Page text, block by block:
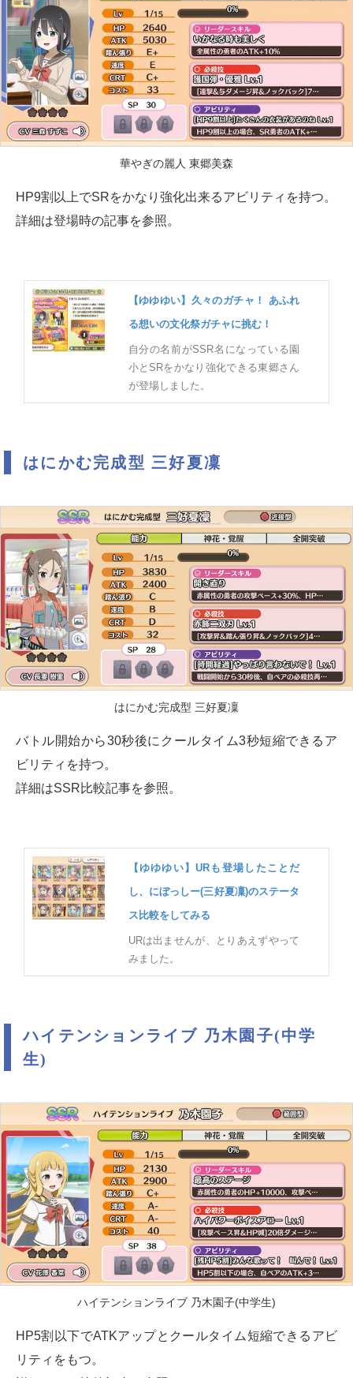
華やぎの麗人 東郷美森
HP9割以上でSRをかなり強化出来るアビリティを持つ。
詳細は登場時の記事を参照。
【ゆゆゆい】久々のガチャ！ あふれ
る想いの文化祭ガチャに挑む！
自分の名前がSSR名になっている園
小とSRをかなり強化できる東郷さん
が登場しました。
はにかむ完成型 三好夏凜
はにかむ完成型 三好夏凜
バトル開始から30秒後にクールタイム3秒短縮できるア
ビリティを持つ。
詳細はSSR比較記事を参照。
【ゆゆゆい】URも登場したことだ
し、にぼっしー(三好夏凜)のステータ
ス比較をしてみる
URは出ませんが、とりあえずやって
みました。
ハイテンションライブ 乃木園子(中学
生)
ハイテンションライブ 乃木園子(中学生)
HP5割以下でATKアップとクールタイム短縮できるアビ
リティをもつ。